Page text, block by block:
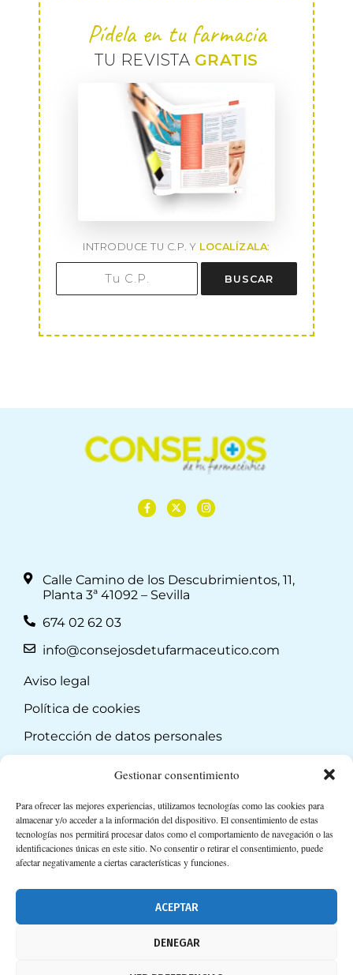
Gestionar consentimiento
Para ofrecer las mejores experiencias, utilizamos tecnologías como las cookies para
almacenar y/o acceder a la información del dispositivo. El consentimiento de estas
tecnologías nos permitirá procesar datos como el comportamiento de navegación o las
identificaciones únicas en este sitio. No consentir o retirar el consentimiento, puede
afectar negativamente a ciertas características y funciones.
ACEPTAR
DENEGAR
Pídela en tu farmacia
TU REVISTA GRATIS
INTRODUCE TU C.P. Y LOCALÍZALA:
BUSCAR
Calle Camino de los Descubrimientos, 11,
Planta 3ª 41092 – Sevilla
674 02 62 03
info@consejosdetufarmaceutico.com
Aviso legal
Política de cookies
Protección de datos personales